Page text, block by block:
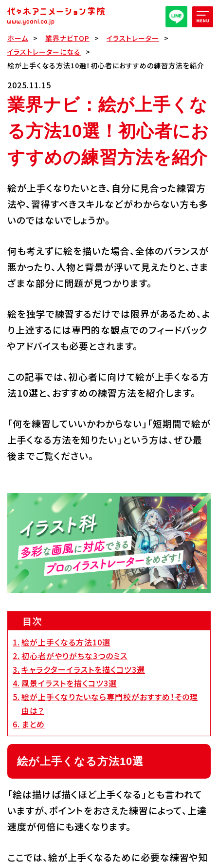
オープンキャンパス/イベント
全日・夜間・通信 高等部
大学部 週1コース
学部・学科紹介
学生生活・サポート
就職・キャリア
入学情報
在学生の活躍
業界ナビ
新着情報
Q&A・お問い合わせ
高校1・2年生の方へ
中学生の方へ
保護者の方へ
企業の方へ
留学生の方へ
代アニグループサイト 企業情報
ホーム 業界ナビTOP
イラストレーター
イラストレーターになる
絵が上手くなる方法10選！初心者におすすめの練習方法を紹介
2025.11.15
業界ナビ：絵が上手くな
る方法10選！初心者にお
すすめの練習方法を紹介
絵が上手くなりたいとき、自分に見合った練習方
法や、習得すべきスキルなどがわからない方も多
いのではないでしょうか。
何も考えずに絵を描いた場合、全体のバランスが
悪かったり、人物と背景が浮いて見えたりと、さま
ざまな部分に問題が見つかります。
絵を独学で練習するだけでは限界があるため、よ
り上達するには専門的な観点でのフィードバック
やアドバイスも必要とされます。
この記事では、初心者に向けて絵が上手くなる方
法10選と、おすすめの練習方法を紹介します。
「何を練習していいかわからない」「短期間で絵が
上手くなる方法を知りたい」という方は、ぜひ最
後までご覧ください。
目次
絵が上手くなる方法10選
初心者がやりがちな3つのミス
キャラクターイラストを描くコツ3選
風景イラストを描くコツ3選
絵が上手くなりたいなら専門校がおすすめ！その理
由は？
まとめ
絵が上手くなる方法10選
「絵は描けば描くほど上手くなる」とも言われて
いますが、ポイントをおさえた練習によって、上達
速度が何倍にも速くなります。
ここでは、絵が上手くなるために必要な練習や知